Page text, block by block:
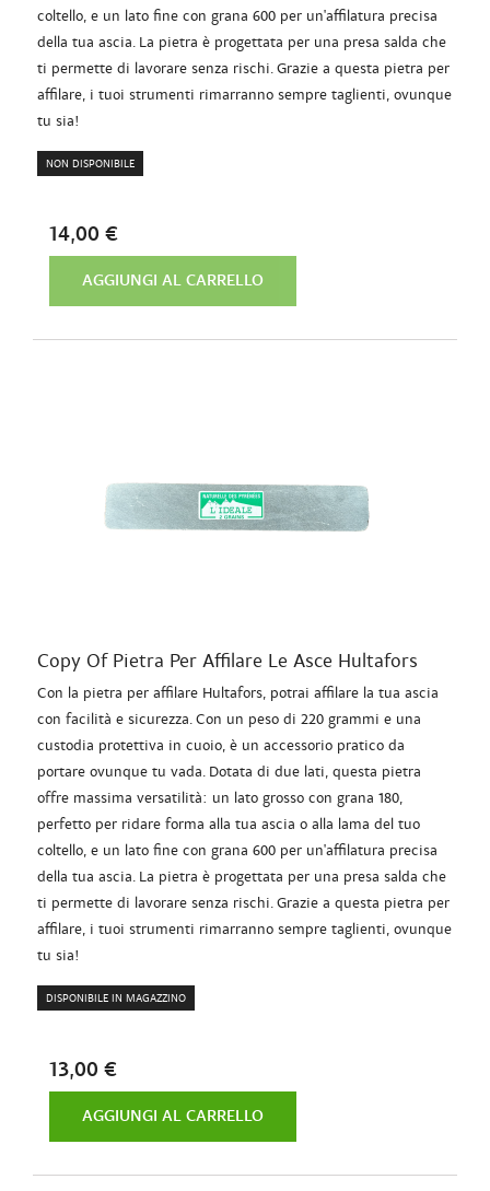
coltello, e un lato fine con grana 600 per un'affilatura precisa
della tua ascia. La pietra è progettata per una presa salda che
ti permette di lavorare senza rischi. Grazie a questa pietra per
affilare, i tuoi strumenti rimarranno sempre taglienti, ovunque
tu sia!
NON DISPONIBILE
14,00 €
AGGIUNGI AL CARRELLO
Copy Of Pietra Per Affilare Le Asce Hultafors
Con la pietra per affilare Hultafors, potrai affilare la tua ascia
con facilità e sicurezza. Con un peso di 220 grammi e una
custodia protettiva in cuoio, è un accessorio pratico da
portare ovunque tu vada. Dotata di due lati, questa pietra
offre massima versatilità: un lato grosso con grana 180,
perfetto per ridare forma alla tua ascia o alla lama del tuo
coltello, e un lato fine con grana 600 per un'affilatura precisa
della tua ascia. La pietra è progettata per una presa salda che
ti permette di lavorare senza rischi. Grazie a questa pietra per
affilare, i tuoi strumenti rimarranno sempre taglienti, ovunque
tu sia!
DISPONIBILE IN MAGAZZINO
13,00 €
AGGIUNGI AL CARRELLO